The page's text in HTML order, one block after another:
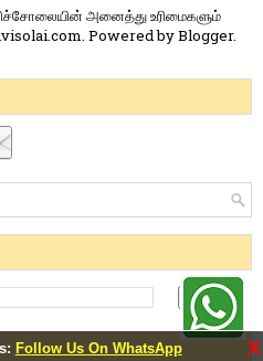
Follow Us On WhatsApp X
அனைத்து உரிமைகளும்
Powered byBlogger.